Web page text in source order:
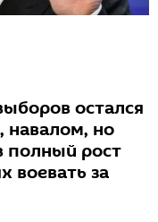
остался
навалом, но
полный рост
воевать за